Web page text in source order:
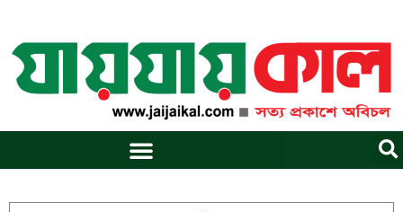
content